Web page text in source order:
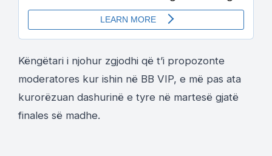
Këngëtari i njohur zgjodhi që t’i propozonte
moderatores kur ishin në BB VIP, e më pas ata
kurorëzuan dashurinë e tyre në martesë gjatë
finales së madhe.